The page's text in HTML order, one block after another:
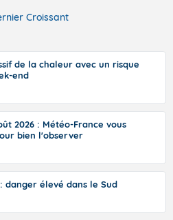
Croissant
de la chaleur avec un risque
end
2026 : Météo-France vous
bien l'observer
danger élevé dans le Sud